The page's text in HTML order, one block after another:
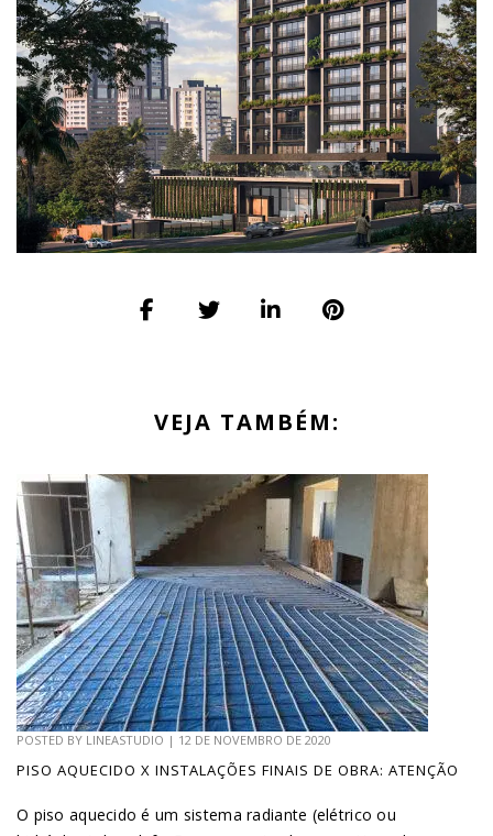
VEJA TAMBÉM:
POSTED BY LINEASTUDIO | 12 DE NOVEMBRO DE 2020
PISO AQUECIDO X INSTALAÇÕES FINAIS DE OBRA: ATENÇÃO
O piso aquecido é um sistema radiante (elétrico ou